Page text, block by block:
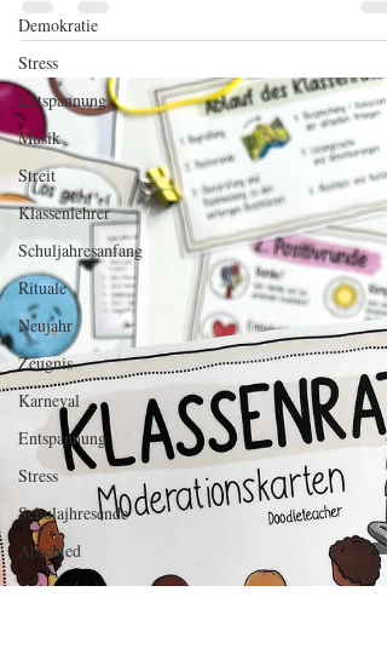
Demokratie
Stress
Entspannung
Musik
Streit
Klassenlehrer
Schuljahresanfang
Rituale
Neujahr
Zeugnis
Karneval
Entspannung
Stress
Schulajhresende
Abschied
Unterrichtsideen
Um das Ganze noch auf ein neues Level zu heben, gibt
es hier Tipps & ein Freebie.